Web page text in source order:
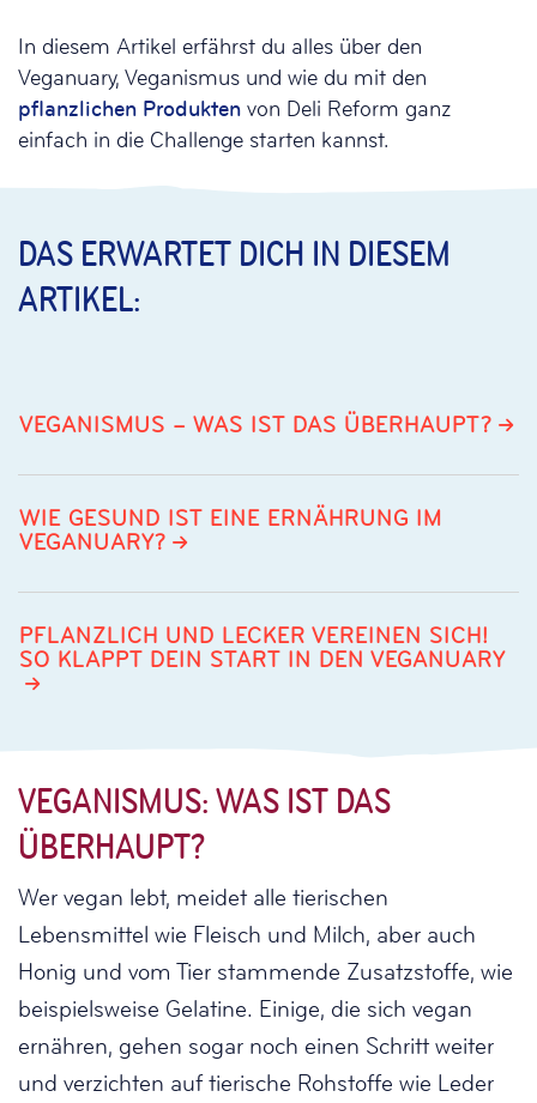
In diesem Artikel erfährst du alles über den
Veganuary, Veganismus und wie du mit den
pflanzlichen Produkten von Deli Reform ganz
einfach in die Challenge starten kannst.
DAS ERWARTET DICH IN DIESEM
ARTIKEL:
VEGANISMUS – WAS IST DAS ÜBERHAUPT?
WIE GESUND IST EINE ERNÄHRUNG IM
VEGANUARY?
PFLANZLICH UND LECKER VEREINEN SICH!
SO KLAPPT DEIN START IN DEN VEGANUARY
VEGANISMUS: WAS IST DAS
ÜBERHAUPT?
Wer vegan lebt, meidet alle tierischen
Lebensmittel wie Fleisch und Milch, aber auch
Honig und vom Tier stammende Zusatzstoffe, wie
beispielsweise Gelatine. Einige, die sich vegan
ernähren, gehen sogar noch einen Schritt weiter
und verzichten auf tierische Rohstoffe wie Leder